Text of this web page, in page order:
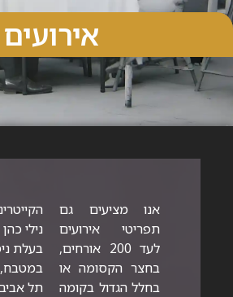
אירועים
אנו מציעים גם
תפריטי אירועים
לעד 200 אורחים,
בחצר הקסומה או
בחלל הגדול בקומה
נילי
בעלת
במטבח,
תל